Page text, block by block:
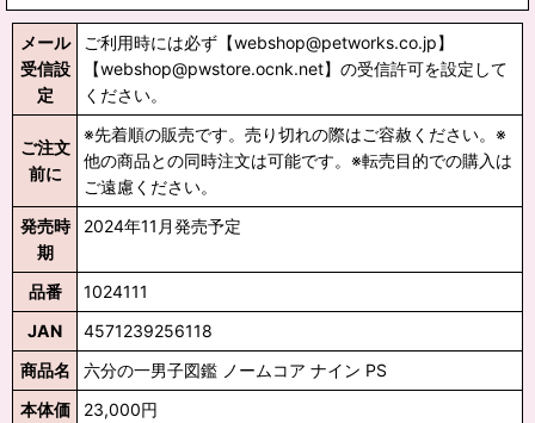
メール
受信設
定
ご利用時には必ず【webshop@petworks.co.jp】
【webshop@pwstore.ocnk.net】の受信許可を設定して
ください。
ご注文
前に
※先着順の販売です。売り切れの際はご容赦ください。※
他の商品との同時注文は可能です。※転売目的での購入は
ご遠慮ください。
発売時
期
2024年11月発売予定
品番
1024111
JAN
4571239256118
商品名
六分の一男子図鑑 ノームコア ナイン PS
本体価
23,000円